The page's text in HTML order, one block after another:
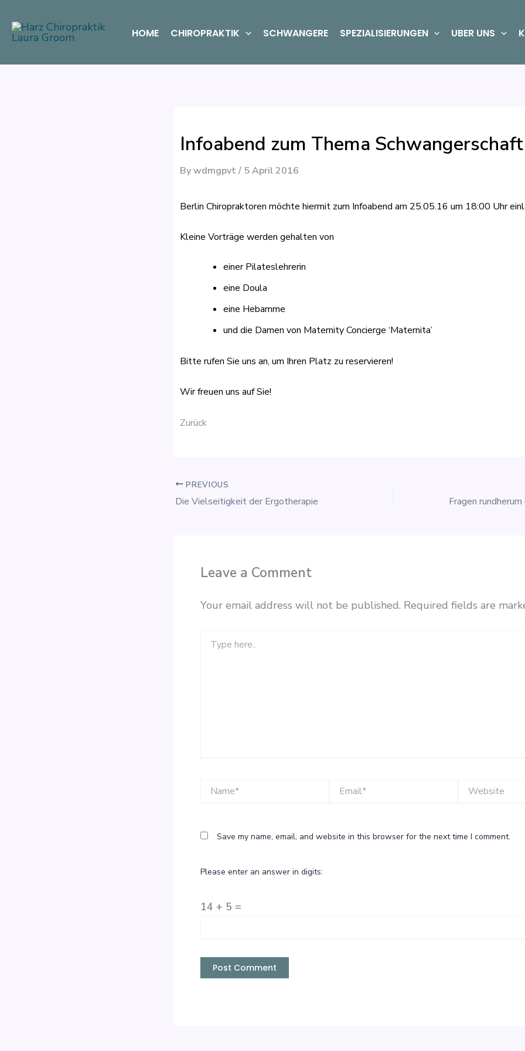
content
HOME CHIROPRAKTIK SCHWANGERE SPEZIALISIERUNGEN UBER UNS
Infoabend zum Thema Schwangerschaft
Bywdmgpvt/ 5 April 2016
Berlin Chiropraktoren möchte hiermit zum Infoabend am 25.05.16 um 18:00 Uhr
Kleine Vorträge werden gehalten von
einer Pilateslehrerin
eine Doula
eine Hebamme
und die Damen von Maternity Concierge ‘Maternita’
Bitte rufen Sie uns an, um Ihren Platz zu reservieren!
Wir freuen uns auf Sie!
Zurück
PREVIOUS
Die Vielseitigkeit der Ergotherapie Fragen
Leave a Comment
Your email address will not be published. Required fields are
here..
Save my name, email, and website in this browser for the next time I comment.
Please enter an answer in digits:
14 + 5 =